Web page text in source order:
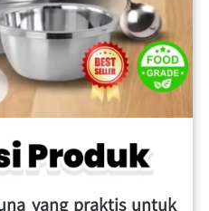
yang praktis untuk